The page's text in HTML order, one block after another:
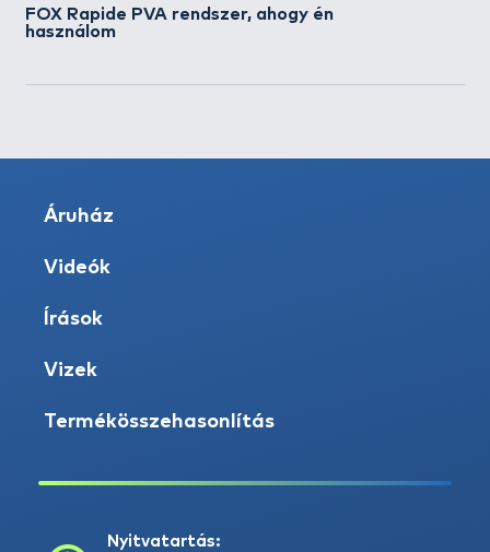
FOX Rapide PVA rendszer, ahogy én
használom
Áruház
Videók
Írások
Vizek
Termékösszehasonlítás
Nyitvatartás: